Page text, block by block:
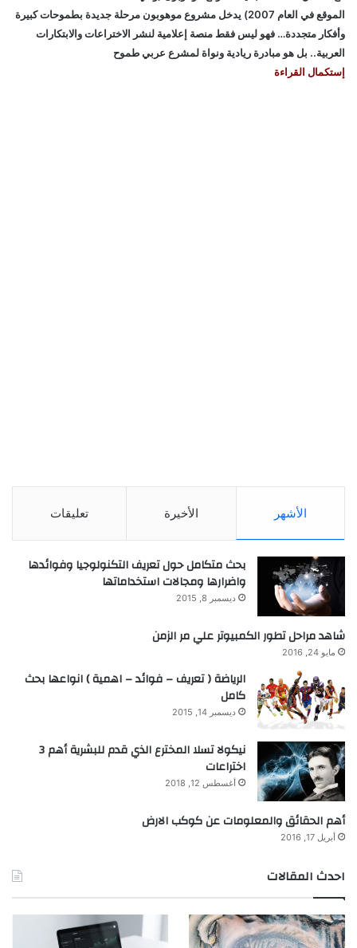
الموقع في العام 2007) يدخل مشروع موهوبون مرحلة جديدة بطموحات كبيرة
وأفكار متجددة… فهو ليس فقط منصة إعلامية لنشر الاختراعات والابتكارات
العربية.. بل هو مبادرة ريادية ونواة لمشرع عربي طموح
إستكمال القراءة
الأشهر الأخيرة تعليقات
بحث متكامل حول تعريف التكنولوجيا وفوائدها
واضرارها ومجالات استخداماتها
ديسمبر 8, 2015
شاهد مراحل تطور الكمبيوتر علي مر الزمن
مايو 24, 2016
الرياضة ( تعريف – فوائد – اهمية ) انواعها بحث
كامل
ديسمبر 14, 2015
نيكولا تسلا المخترع الذي قدم للبشرية أهم 3
اختراعات
أغسطس 12, 2018
أهم الحقائق والمعلومات عن كوكب الارض
أبريل 17, 2016
احدث المقالات